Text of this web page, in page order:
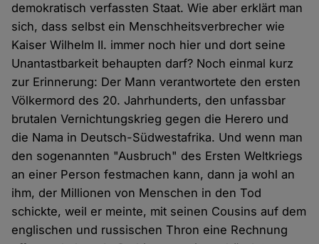
demokratisch verfassten Staat. Wie aber erklärt man
sich, dass selbst ein Menschheitsverbrecher wie
Kaiser Wilhelm II. immer noch hier und dort seine
Unantastbarkeit behaupten darf? Noch einmal kurz
zur Erinnerung: Der Mann verantwortete den ersten
Völkermord des 20. Jahrhunderts, den unfassbar
brutalen Vernichtungskrieg gegen die Herero und
die Nama in Deutsch-Südwestafrika. Und wenn man
den sogenannten "Ausbruch" des Ersten Weltkriegs
an einer Person festmachen kann, dann ja wohl an
ihm, der Millionen von Menschen in den Tod
schickte, weil er meinte, mit seinen Cousins auf dem
englischen und russischen Thron eine Rechnung